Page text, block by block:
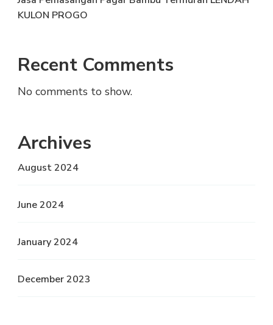
KULON PROGO
Recent Comments
No comments to show.
Archives
August 2024
June 2024
January 2024
December 2023